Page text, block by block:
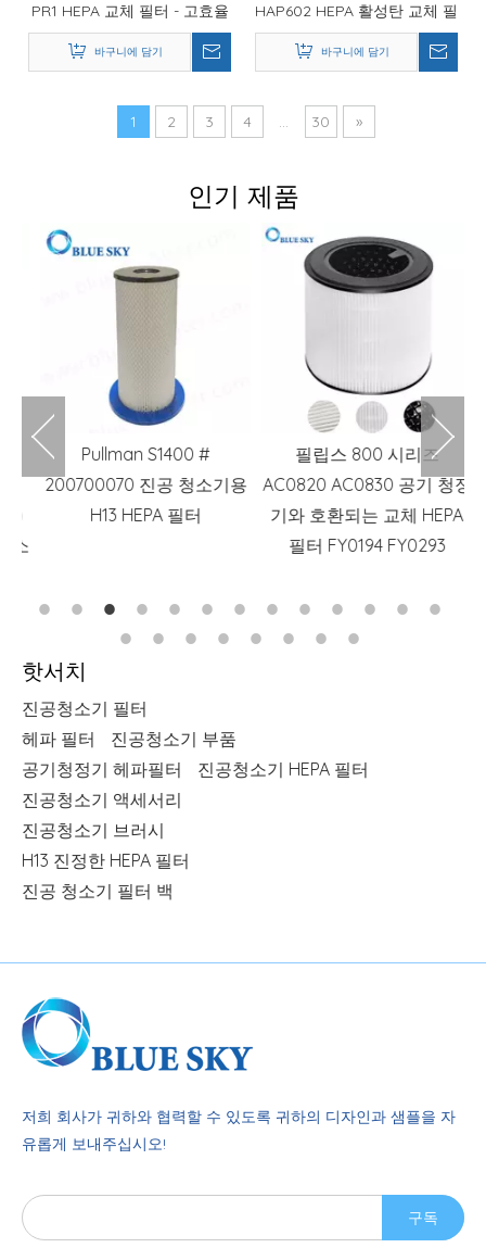
PR1 HEPA 교체 필터 - 고효율
공기 여과 솔루션
바구니에 담기
HAP602 HEPA 활성탄 교체 필
터 - 고효율 냄새 및 입자 제거
바구니에 담기
1 2 3 4 ... 30 »
인기 제품
Pullman S1400 #
200700070 진공 청소기용
H13 HEPA 필터
필립스 800 시리즈
AC0820 AC0830 공기 청정
기와 호환되는 교체 HEPA
필터 FY0194 FY0293
핫서치
진공청소기 필터
헤파 필터
진공청소기 부품
공기청정기 헤파필터
진공청소기 HEPA 필터
진공청소기 액세서리
진공청소기 브러시
H13 진정한 HEPA 필터
진공 청소기 필터 백
저희 회사가 귀하와 협력할 수 있도록 귀하의 디자인과 샘플을 자
유롭게 보내주십시오!
구독